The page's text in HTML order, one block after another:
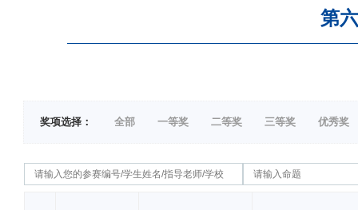
第
奖项选择： 全部 一等奖 二等奖 三等奖 优秀奖